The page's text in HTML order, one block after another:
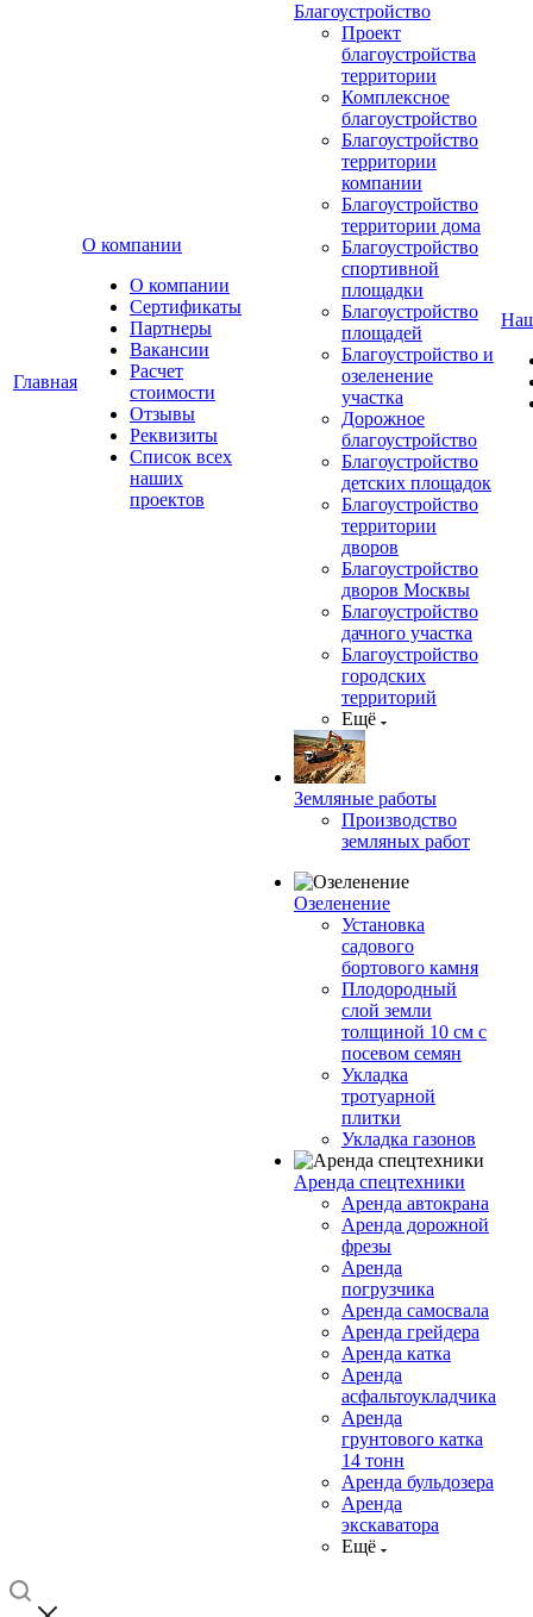
Главная
О компании
О компании
Сертификаты
Партнеры
Вакансии
Расчет
стоимости
Отзывы
Реквизиты
Список всех
наших
проектов
Благоустройство
Проект
благоустройства
территории
Комплексное
благоустройство
Благоустройство
территории
компании
Благоустройство
территории дома
Благоустройство
спортивной
площадки
Благоустройство
площадей
Благоустройство и
озеленение
участка
Дорожное
благоустройство
Благоустройство
детских площадок
Благоустройство
территории
дворов
Благоустройство
дворов Москвы
Благоустройство
дачного участка
Благоустройство
городских
территорий
Ещё
Земляные работы
Производство
земляных работ
Озеленение
Установка
садового
бортового камня
Плодородный
слой земли
толщиной 10 см с
посевом семян
Укладка
тротуарной
плитки
Укладка газонов
Аренда спецтехники
Аренда автокрана
Аренда дорожной
фрезы
Аренда
погрузчика
Аренда самосвала
Аренда грейдера
Аренда катка
Аренда
асфальтоукладчика
Аренда
грунтового катка
14 тонн
Аренда бульдозера
Аренда
экскаватора
Ещё